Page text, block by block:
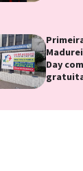
Day